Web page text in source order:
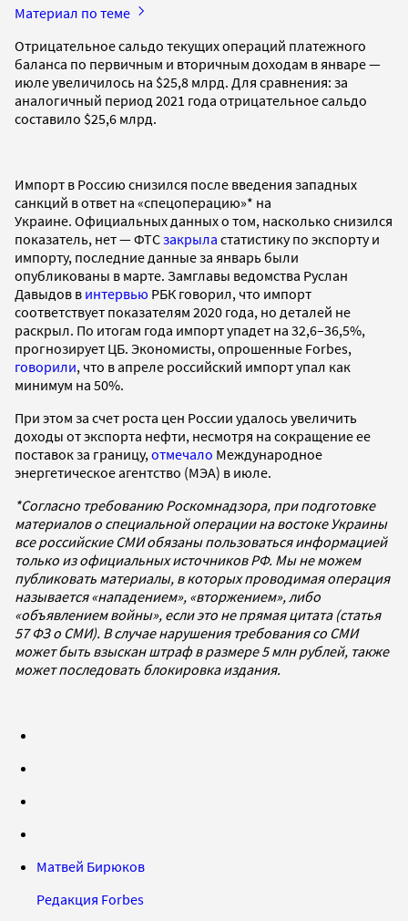
Материал по теме
Отрицательное сальдо текущих операций платежного
баланса по первичным и вторичным доходам в январе —
июле увеличилось на $25,8 млрд. Для сравнения: за
аналогичный период 2021 года отрицательное сальдо
составило $25,6 млрд.
Импорт в Россию снизился после введения западных
санкций в ответ на «спецоперацию»* на
Украине. Официальных данных о том, насколько снизился
показатель, нет — ФТСзакрыла статистику по экспорту и
импорту, последние данные за январь были
опубликованы в марте. Замглавы ведомства Руслан
Давыдов в интервью РБК говорил, что импорт
соответствует показателям 2020 года, но деталей не
раскрыл. По итогам года импорт упадет на 32,6–36,5%,
прогнозирует ЦБ. Экономисты, опрошенные Forbes,
говорили, что в апреле российский импорт упал как
минимум на 50%.
При этом за счет роста цен России удалось увеличить
доходы от экспорта нефти, несмотря на сокращение ее
поставок за границу, отмечало Международное
энергетическое агентство (МЭА) в июле.
*Согласно требованию Роскомнадзора, при подготовке
материалов о специальной операции на востоке Украины
все российские СМИ обязаны пользоваться информацией
только из официальных источников РФ. Мы не можем
публиковать материалы, в которых проводимая операция
называется «нападением», «вторжением», либо
«объявлением войны», если это не прямая цитата (статья
57 ФЗ о СМИ). В случае нарушения требования со СМИ
может быть взыскан штраф в размере 5 млн рублей, также
может последовать блокировка издания.
Матвей Бирюков
Редакция Forbes